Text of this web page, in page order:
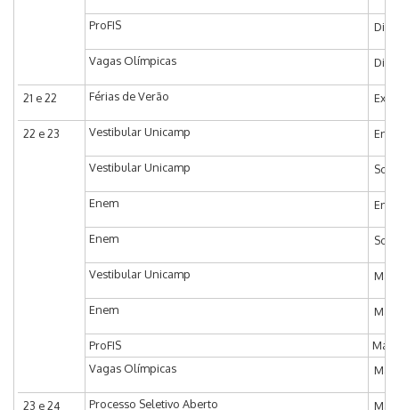
ProFIS
Vagas Olímpicas
21 e 22 Férias de Verão
22 e 23 Vestibular Unicamp
Vestibular Unicamp
Enem
Enem
Vestibular Unicamp
Enem
ProFIS
Vagas Olímpicas
23 e 24 Processo Seletivo Aberto